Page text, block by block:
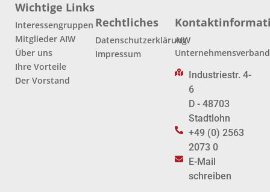
Wichtige Links
Interessengruppen
Mitglieder AIW
Über uns
Ihre Vorteile
Der Vorstand
Rechtliches
Datenschutzerklärung
Impressum
AIW
Unternehmensverband
Industriestr. 4-
6
D - 48703
Stadtlohn
+49 (0) 2563
2073 0
E-Mail
schreiben